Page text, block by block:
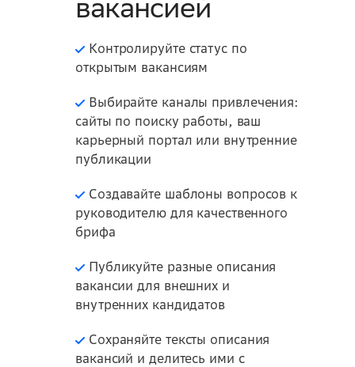
вакансией
Контролируйте статус по
открытым вакансиям
Выбирайте каналы привлечения:
сайты по поиску работы, ваш
карьерный портал или внутренние
публикации
Создавайте шаблоны вопросов к
руководителю для качественного
брифа
Публикуйте разные описания
вакансии для внешних и
внутренних кандидатов
Сохраняйте тексты описания
вакансий и делитесь ими с